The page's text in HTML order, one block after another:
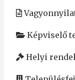
Képviselő
Helyi